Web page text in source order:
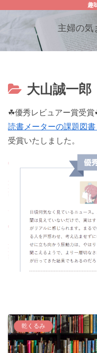
趣
主婦の気
大山誠一郎
☘優秀レビュアー賞受
読書メーターの課題図書
受賞いたしました。
乾くるみ